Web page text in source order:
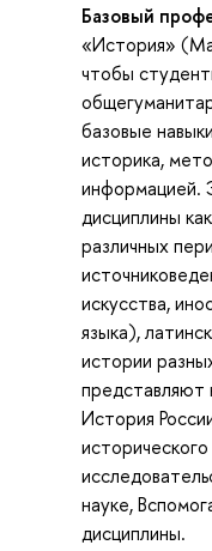
Базовый
«История»
чтобы
базовые
историка,
информацией.
дисциплины
различных
искусства,
языка),
истории
представляют
История
науке,
дисциплины.